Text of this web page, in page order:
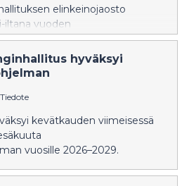
elinkeinojaosto
iltana vuoden
Kokouksessa
maahanmuuton ja
ja matkailun ja
hyväksyi
Tiedote
kevätkauden viimeisessä
vuosille 2026–2029.